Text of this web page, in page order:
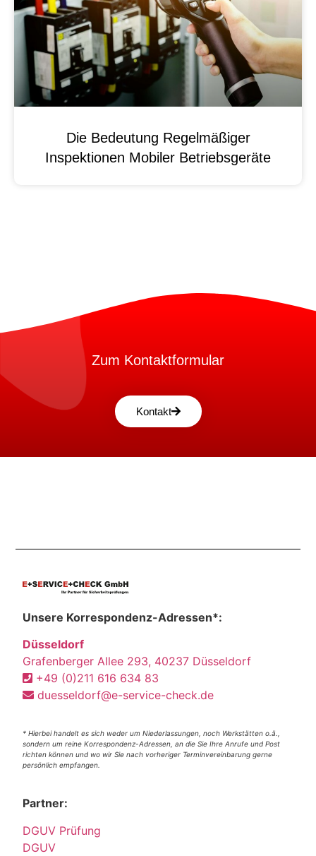
Die Bedeutung Regelmäßiger
Inspektionen Mobiler Betriebsgeräte
Zum Kontaktformular
Kontakt
Unsere Korrespondenz-Adressen*:
Düsseldorf
Grafenberger Allee 293, 40237 Düsseldorf
+49 (0)211 616 634 83
duesseldorf@e-service-check.de
* Hierbei handelt es sich weder um Niederlassungen, noch Werkstätten o.ä.,
sondern um reine Korrespondenz-Adressen, an die Sie Ihre Anrufe und Post
richten können und wo wir Sie nach vorheriger Terminvereinbarung gerne
persönlich empfangen.
Partner:
DGUV Prüfung
DGUV